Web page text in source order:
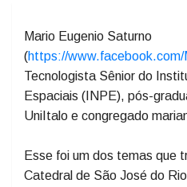
Mario Eugenio Saturno
(https://www.facebook.com/
Espaciais (INPE), pós-
UniItalo e congregado